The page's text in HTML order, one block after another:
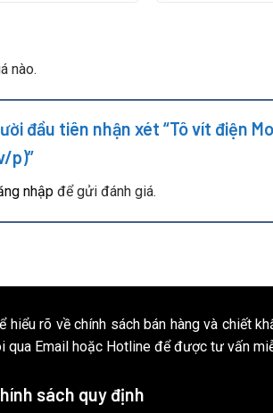
nào.
đầu tiên nhận xét “Tô vít điện
p)”
nhập để gửi đánh giá.
hiểu rõ về chính sách bán hàng và chiết
qua Email hoặc Hotline để được tư vấn
sách quy định